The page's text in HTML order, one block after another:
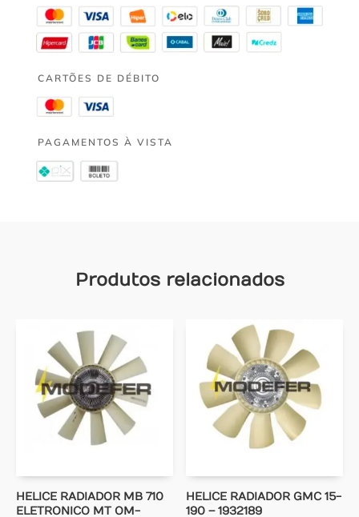
CARTÕES DE DÉBITO
PAGAMENTOS À VISTA
Produtos relacionados
HELICE RADIADOR MB 710
ELETRONICO MT OM-
HELICE RADIADOR GMC 15-
190 – 1932189